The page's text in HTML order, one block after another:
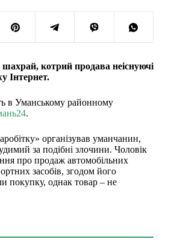
котрий продава неіснуючі
Інтернет.
в Уманському районному
.
організував уманчанин,
за подібні злочини. Чоловік
про продаж автомобільних
засобів, згодом його
покупку, однак товар – не